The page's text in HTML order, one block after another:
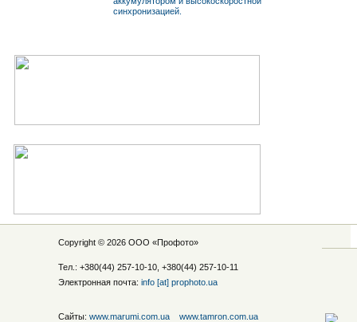
синхронизацией.
Copyright © 2026 ООО «Профото»
Тел.: +380(44) 257-10-10, +380(44) 257-10-11
Электронная почта: info [at] prophoto.ua
Сайты: www.marumi.com.ua www.tamron.com.ua